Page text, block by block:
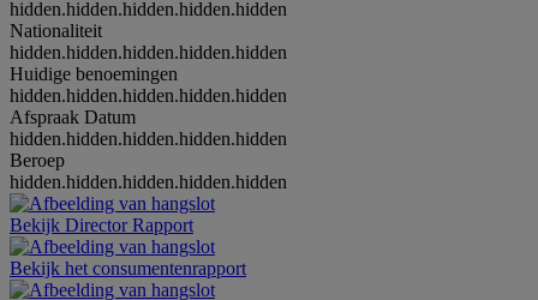
hidden.hidden.hidden.hidden.hidden
Nationaliteit
hidden.hidden.hidden.hidden.hidden
Huidige benoemingen
hidden.hidden.hidden.hidden.hidden
Afspraak Datum
hidden.hidden.hidden.hidden.hidden
Beroep
hidden.hidden.hidden.hidden.hidden
Bekijk Director Rapport
Bekijk het consumentenrapport